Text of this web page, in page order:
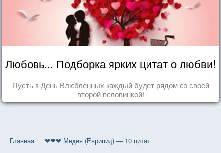
Любовь... Подборка ярких цитат о любви!
Пусть в День Влюбленных каждый будет рядом со своей
второй половинкой!
Главная ❤❤❤ Медея (Еврипид) — 10 цитат